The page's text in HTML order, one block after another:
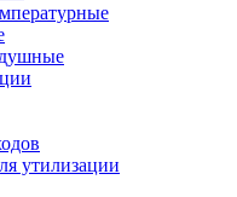
утилизации